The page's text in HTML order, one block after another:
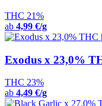
THC 21%
ab 4,99 €/g
Exodus x 23,0%
THC 23%
ab 4,49 €/g